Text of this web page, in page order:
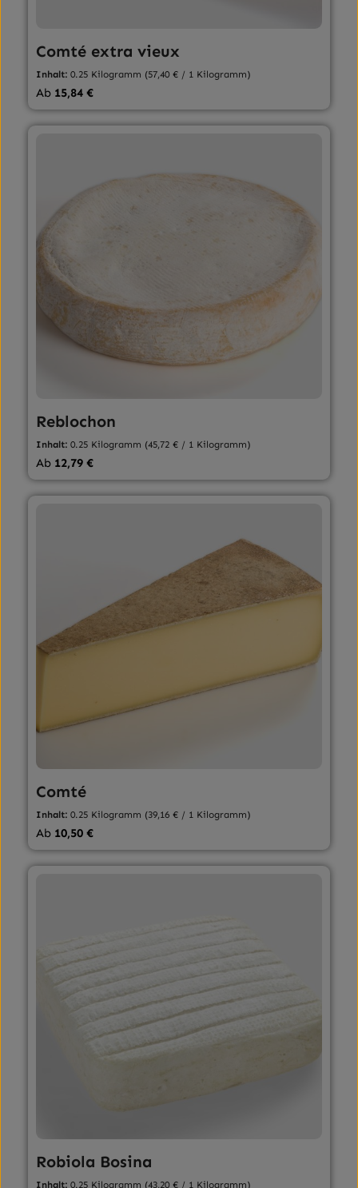
Comté extra vieux
Inhalt:0.25 Kilogramm (57,40 € / 1 Kilogramm)
Regulärer Preis:
Ab 15,84 €
Reblochon
Inhalt:0.25 Kilogramm (45,72 € / 1 Kilogramm)
Regulärer Preis:
Ab 12,79 €
Comté
Inhalt:0.25 Kilogramm (39,16 € / 1 Kilogramm)
Regulärer Preis:
Ab 10,50 €
Robiola Bosina
Inhalt:0.25 Kilogramm (43,20 € / 1 Kilogramm)